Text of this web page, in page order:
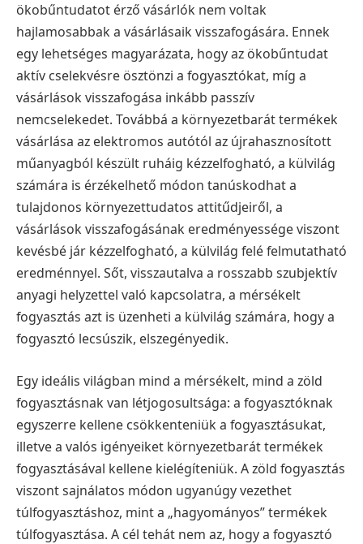
ökobűntudatot érző vásárlók nem voltak
hajlamosabbak a vásárlásaik visszafogására. Ennek
egy lehetséges magyarázata, hogy az ökobűntudat
aktív cselekvésre ösztönzi a fogyasztókat, míg a
vásárlások visszafogása inkább passzív
nemcselekedet. Továbbá a környezetbarát termékek
vásárlása az elektromos autótól az újrahasznosított
műanyagból készült ruháig kézzelfogható, a külvilág
számára is érzékelhető módon tanúskodhat a
tulajdonos környezettudatos attitűdjeiről, a
vásárlások visszafogásának eredményessége viszont
kevésbé jár kézzelfogható, a külvilág felé felmutatható
eredménnyel. Sőt, visszautalva a rosszabb szubjektív
anyagi helyzettel való kapcsolatra, a mérsékelt
fogyasztás azt is üzenheti a külvilág számára, hogy a
fogyasztó lecsúszik, elszegényedik.
Egy ideális világban mind a mérsékelt, mind a zöld
fogyasztásnak van létjogosultsága: a fogyasztóknak
egyszerre kellene csökkenteniük a fogyasztásukat,
illetve a valós igényeiket környezetbarát termékek
fogyasztásával kellene kielégíteniük. A zöld fogyasztás
viszont sajnálatos módon ugyanúgy vezethet
túlfogyasztáshoz, mint a „hagyományos” termékek
túlfogyasztása. A cél tehát nem az, hogy a fogyasztó